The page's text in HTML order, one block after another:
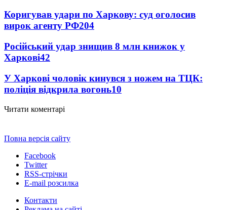
Коригував удари по Харкову: суд оголосив
вирок агенту РФ204
Російський удар знищив 8 млн книжок у
Харкові42
У Харкові чоловік кинувся з ножем на ТЦК:
поліція відкрила вогонь10
Читати коментарі
Повна версія сайту
Facebook
Twitter
RSS-стрічки
E-mail розсилка
Контакти